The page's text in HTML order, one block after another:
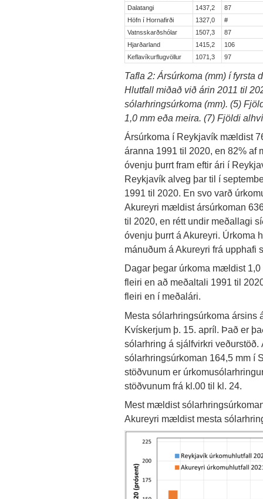
Dalatangi
1437,2
87
Höfn í Hornafirði
1327,0
#
Vatnsskarðshólar
1507,3
87
Hjarðarland
1415,2
106
Keflavíkurflugvöllur
1071,3 97
Tafla 2: Ársúrkoma (mm) í fyrsta
Hlutfall miðað við árin 2011 til
sólarhringsúrkoma (mm). (5)
1,0 mm eða meira. (7) Fjöldi
Ársúrkoma í Reykjavík mældist
áranna 1991 til 2020, en 82% af
óvenju þurrt fram eftir ári í
Reykjavík alveg þar til í
1991 til 2020. En svo varð
Akureyri mældist ársúrkoman
til 2020, en rétt undir meðallagi
óvenju þurrt á Akureyri. Úrkoma
mánuðum á Akureyri frá
Dagar þegar úrkoma mældist
fleiri en að meðaltali 1991 til
fleiri en í meðalári.
Mesta sólarhringsúrkoma
Kvískerjum þ. 15. apríl. Það er
sólarhring á sjálfvirkri
sólarhringsúrkoman 164,5 mm í
stöðvunum er
stöðvunum frá kl.00 til kl. 24.
Mest mældist
Akureyri mældist mesta